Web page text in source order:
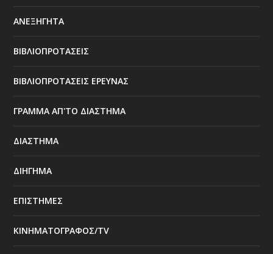
ΑΝΕΞΗΓΗΤΑ
ΒΙΒΛΙΟΠΡΟΤΑΣΕΙΣ
ΒΙΒΛΙΟΠΡΟΤΑΣΕΙΣ ΕΡΕΥΝΑΣ
ΓΡΑΜΜΑ ΑΠ'ΤΟ ΔΙΑΣΤΗΜΑ
ΔΙΑΣΤΗΜΑ
ΔΙΗΓΗΜΑ
ΕΠΙΣΤΗΜΕΣ
ΚΙΝΗΜΑΤΟΓΡΑΦΟΣ/TV